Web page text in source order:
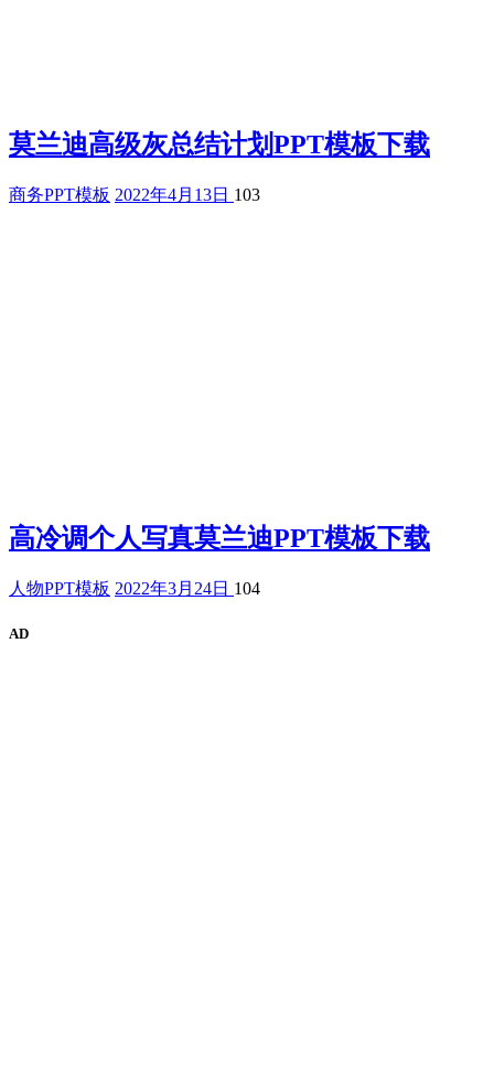
莫兰迪高级灰总结计划PPT模板下载
商务PPT模板 2022年4月13日 103
高冷调个人写真莫兰迪PPT模板下载
人物PPT模板 2022年3月24日 104
AD